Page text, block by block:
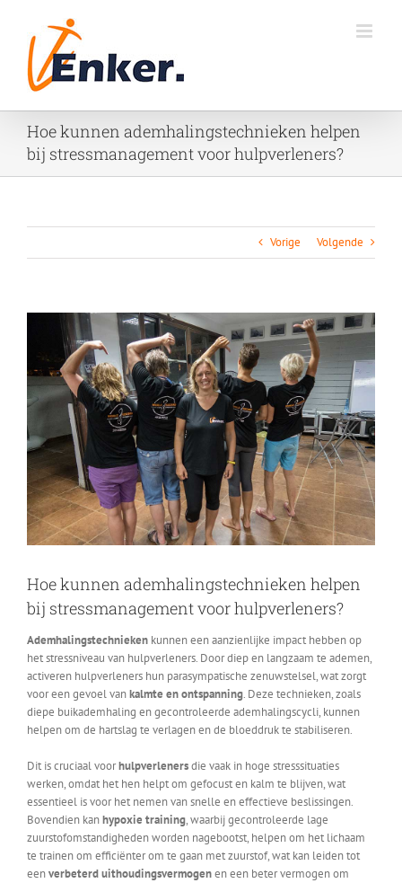
inhoud
Hoe kunnen ademhalingstechnieken helpen
bij stressmanagement voor hulpverleners?
Vorige Volgende
afbeelding
Hoe kunnen ademhalingstechnieken helpen
bij stressmanagement voor hulpverleners?
Ademhalingstechnieken kunnen een aanzienlijke impact hebben op
het stressniveau van hulpverleners. Door diep en langzaam te ademen,
activeren hulpverleners hun parasympatische zenuwstelsel, wat zorgt
voor een gevoel vankalmte en ontspanning. Deze technieken, zoals
diepe buikademhaling en gecontroleerde ademhalingscycli, kunnen
helpen om de hartslag te verlagen en de bloeddruk te stabiliseren.
Dit is cruciaal voorhulpverlenersdie vaak in hoge stresssituaties
werken, omdat het hen helpt om gefocust en kalm te blijven, wat
essentieel is voor het nemen van snelle en effectieve beslissingen.
Bovendien kanhypoxie training, waarbij gecontroleerde lage
zuurstofomstandigheden worden nagebootst, helpen om het lichaam
te trainen om efficiënter om te gaan met zuurstof, wat kan leiden tot
eenverbeterd uithoudingsvermogenen een beter vermogen om